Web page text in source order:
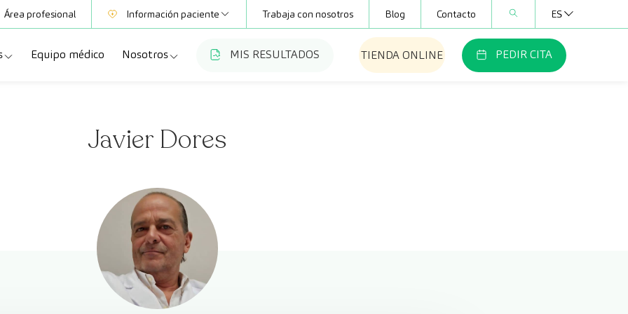
Área profesional Información paciente
Mutuas
Club CreuBlanca
Trabaja con nosotros Blog Contacto ES
Equipo médico Nosotros
Trabaja con nosotros
CreuBlanca Empresas
Fundación Privada Imhotep
Preguntas frecuentes
MIS RESULTADOS TIENDA ONLINE PEDIR CITA
Javier Dores